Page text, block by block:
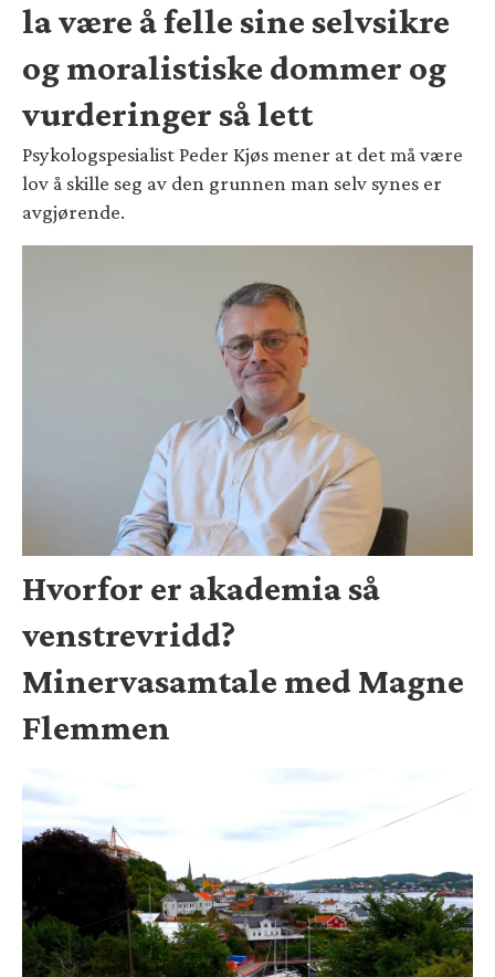
la være å felle sine selvsikre
og moralistiske dommer og
vurderinger så lett
Psykologspesialist Peder Kjøs mener at det må være
lov å skille seg av den grunnen man selv synes er
avgjørende.
Hvorfor er akademia så
venstrevridd?
Minervasamtale med Magne
Flemmen